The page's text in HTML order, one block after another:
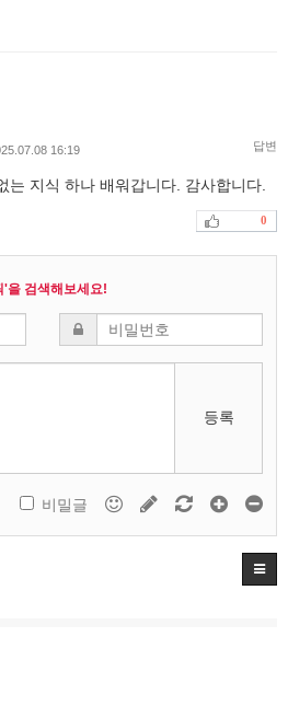
16:19 답변
는 지식 하나 배워갑니다. 감사합니다.
0
을 검색해보세요!
등록
비밀글